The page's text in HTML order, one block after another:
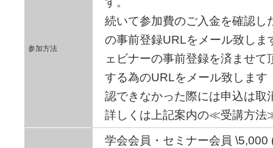
参加方法
続いて参加費のご入金を確認し
の事前登録URLをメール致しま
ェビナーの事前登録を済ませ
する為のURLをメール致します
認できなかった際には申込は取
詳しくは上記案内の≪受講方法
学会会員・セミナー会員 \5,000